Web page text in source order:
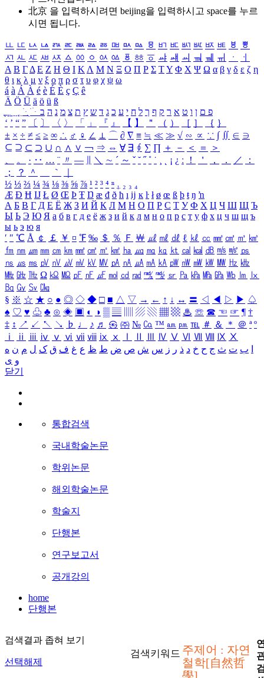
北京 을 입력하시려면 beijing을 입력하시고 space를 누르
시면 됩니다.
ㅥ ㅦ ㅧ ㅨ ㅩ ㅪ ㅫ ㅬ ㅭ ㅮ ㅯ ㅰ ㅱ ㅲ ㅳ ㅴ ㅵ ㅶ ㅷ ㅸ
ㅹ
ㅺ ㅻ ㅼ ㅽ ㅾ ㅿ ㆀ ㆁ ㆂ ㆃ ㆄ ㆅ ㆆ ㆇ ㆈ ㆉ ㆊ ㆋ ㆌ ㆍ
ㆎ
Α Β ΓΔ Ε Ζ Η Θ Ι ΚΛ Μ Ν Ξ Ο Π Ρ Σ ΤΥ Φ Χ Ψ Ω α β γ δ ε ζ η
θ ι κ λ μ ν ξ ο π ρ σ τ υ φ χ ψ ω
á à Á À é è É È ç Ç ê
Ä Ö Ü ä ö ü ß
ִֶֹ ֻּ ׁׂ פ ם ן ו ט א ר ק ף ך ל ח י ע כ ג ד ש ץ ת צ מ נ ה ב
‘ ’ “ ” 〔 〕 〈 〉 「 」 『 』 【 】 ＂ （ ） ［ ］ ｛ ｝
± × ÷ ≠ ≤ ≥ ∞ ∴ ♂ ♀ ∠ ⊥ ⌒ ∂ ∇ ≡ ≒ ≪ ≫ √ ∽ ∝ ∵ ∫ ∬ ∈ ∋
⊆ ⊇ ⊂ ⊃ ∪ ∩ ∧ ∨ ￢ ⇒ ⇔ ∀ ∃ ∮ ∑ ∏ ＋ － ＜ ＝
＞
、
。 · ‥ … ¨ 〃 ― ＼ ∼ ´ ～ ˇ ˘ ˝ ˚ ˙ ¸ ¡ ¿ ː ！ ＇ ， ． ／
：
；
？ ＾ ｀
½ ⅓ ⅔ ¼ ¾ ⅛ ⅜ ⅝ ⅞ ¹ ² ³ ⁴ ⁿ ₁ ₂ ₃ ₄
Æ Ð Ħ Ĳ Ł Ø Œ Þ Ŧ Ŋ æ đ ð ħ ı ĳ ĸ ŀ ł ø œ ß þ ŧ ŋ ŉ
А Б В Г Д Е Ё Ж З И Й К Л М Н О П Р С Т У Ф Х Ц Ч Ш Щ Ъ
Ы Ь Э Ю Я а б в г д е ё ж з и й к л м н о п р с т у ф х ц ч ш щ ъ
ы ь э ю я
′ ″ ℃ Å ￠ ￡ ￥ ¤ ℉ ‰ ＄ ％ Ｆ ￦ ㎕ ㎖ ㎗ ℓ ㎘ ㏄ ㎣ ㎤ ㎥ ㎦
㎙ ㎚ ㎛ ㎜ ㎝ ㎞ ㎟ ㎠ ㎡ ㎢ ㏊ ㎍ ㎎ ㎏ ㏏ ㎈ ㎉ ㏈ ㎧ ㎨ ㎰
㎱ ㎲ ㎳ ㎴ ㎵ ㎶ ㎷ ㎸ ㎹ ㎀ ㎁ ㎂ ㎃ ㎄ ㎺ ㎻ ㎽ ㎾ ㎿ ㎐ ㎑
㎒ ㎓ ㎔ Ω ㏀ ㏁ ㎊ ㎋ ㎌ ㏖ ㏅ ㎭ ㎮ ㎯ ㏛ ㎩ ㎪ ㎫ ㎬ ㏝ ㏐
㏓
㏃ ㏉ ㏜ ㏆
§ ※ ☆ ★ ○ ● ◎ ◇ ◆ □ ■ △ ▽ → ← ↑ ↓ ↔ 〓 ◁ ◀ ▷ ▶ ♤
♠ ♡ ♥ ♧ ♣ ⊙ ◈ ▣ ◐ ◑ ▒ ▤ ▨ ▧ ▦ ▩ ♨ ☏ ☎ ☜ ☞ ¶ †
‡ ↕ ↗ ↙ ↖ ↘ ♭ ♩ ♪ ♬ ㉿ ㈜ № ㏇ ™ ㏂ ㏘ ℡ ＃ ＆ ＊ ＠ ª º
ⅰ
ⅱ ⅲ ⅳ ⅴ ⅵ ⅶ ⅷ ⅸ ⅹ Ⅳ Ⅴ Ⅵ Ⅶ Ⅷ Ⅸ Ⅹ
ب ت ث ج ح خ د ذ ر ز س ش ص ض ط ظ ع غ ف ق ک ل م ن ه
و ی
닫기
통합검색
국내학술논문
학위논문
해외학술논문
학술지
단행본
연구보고서
공개강의
home
단행본
검색결과 좁혀 보기
선택해제
검색키워드 주제어 : 자연
철학[自然哲